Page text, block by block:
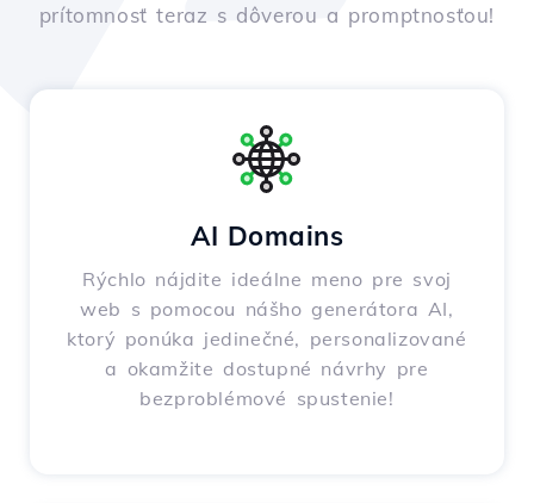
prítomnosť teraz s dôverou a promptnosťou!
AI Domains
Rýchlo nájdite ideálne meno pre svoj
web s pomocou nášho generátora AI,
ktorý ponúka jedinečné, personalizované
a okamžite dostupné návrhy pre
bezproblémové spustenie!